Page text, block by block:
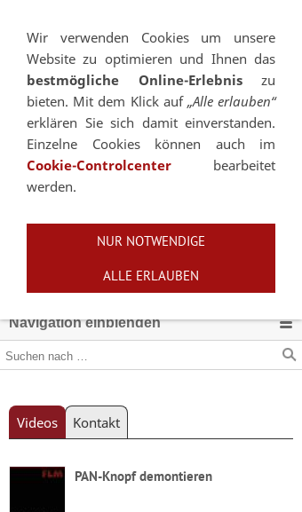
Website, die für mobile Geräte optimiert wurde.
Zur Desktop-Version
Hinweis nicht mehr anzeigen
Navigation einblenden
Videos Kontakt
PAN-Knopf demontieren
Wir verwenden Cookies um unsere
Website zu optimieren und Ihnen das
bestmögliche Online-Erlebniszu
bieten. Mit dem Klick auf „Alle erlauben“
erklären Sie sich damit einverstanden.
Einzelne Cookies können auch im
Cookie-Controlcenter bearbeitet
werden.
NUR NOTWENDIGE
ALLE ERLAUBEN